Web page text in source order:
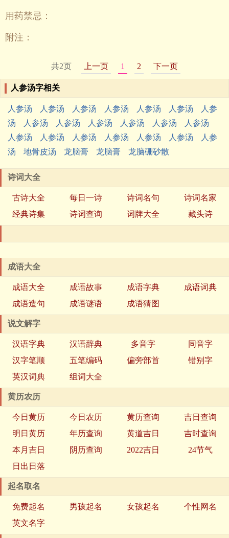
用药禁忌：
附注：
共2页 上一页 1 2 下一页
人参汤字相关
人参汤 人参汤 人参汤 人参汤 人参汤 人参汤
人参
汤
人参汤 人参汤 人参汤 人参汤 人参汤
人参汤
人参汤
人参汤 人参汤 人参汤 人参汤 人参汤
人参
汤
地骨皮汤 龙脑膏 龙脑膏 龙脑硼砂散
诗词大全
古诗大全 每日一诗 诗词名句
诗词名家
经典诗集
诗词查询 词牌大全 藏头诗
成语大全
成语大全 成语故事 成语字典
成语词典
成语造句
成语谜语 成语猜图
说文解字
汉语字典 汉语辞典 多音字
同音字
汉字笔顺
五笔编码 偏旁部首
错别字
英汉词典
组词大全
黄历农历
今日黄历 今日农历 黄历查询
吉日查询
明日黄历
年历查询 黄道吉日
吉时查询
本月吉日
阴历查询 2022吉日
24节气
日出日落
起名取名
免费起名 男孩起名 女孩起名
个性网名
英文名字